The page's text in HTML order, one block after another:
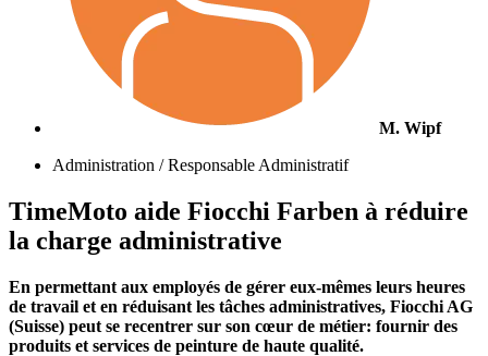
M. Wipf
Administration / Responsable Administratif
TimeMoto aide Fiocchi Farben à réduire
la charge administrative
En permettant aux employés de gérer eux-mêmes leurs heures
de travail et en réduisant les tâches administratives, Fiocchi AG
(Suisse) peut se recentrer sur son cœur de métier: fournir des
produits et services de peinture de haute qualité.